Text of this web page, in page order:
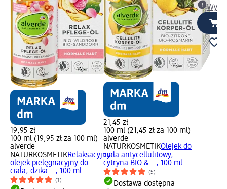
19,95 zł
100 ml (19,95 zł za 100 ml)
alverde
NATURKOSMETIKRelaksacyjny
olejek pielęgnacyjny do
ciała, dzika..., 100 ml
(1)
21,45 zł
100 ml (21,45 zł za 100 ml)
alverde
NATURKOSMETIKOlejek do
ciała antycellulitowy,
cytryna BIO &..., 100 ml
(5)
Dostawa dostępna